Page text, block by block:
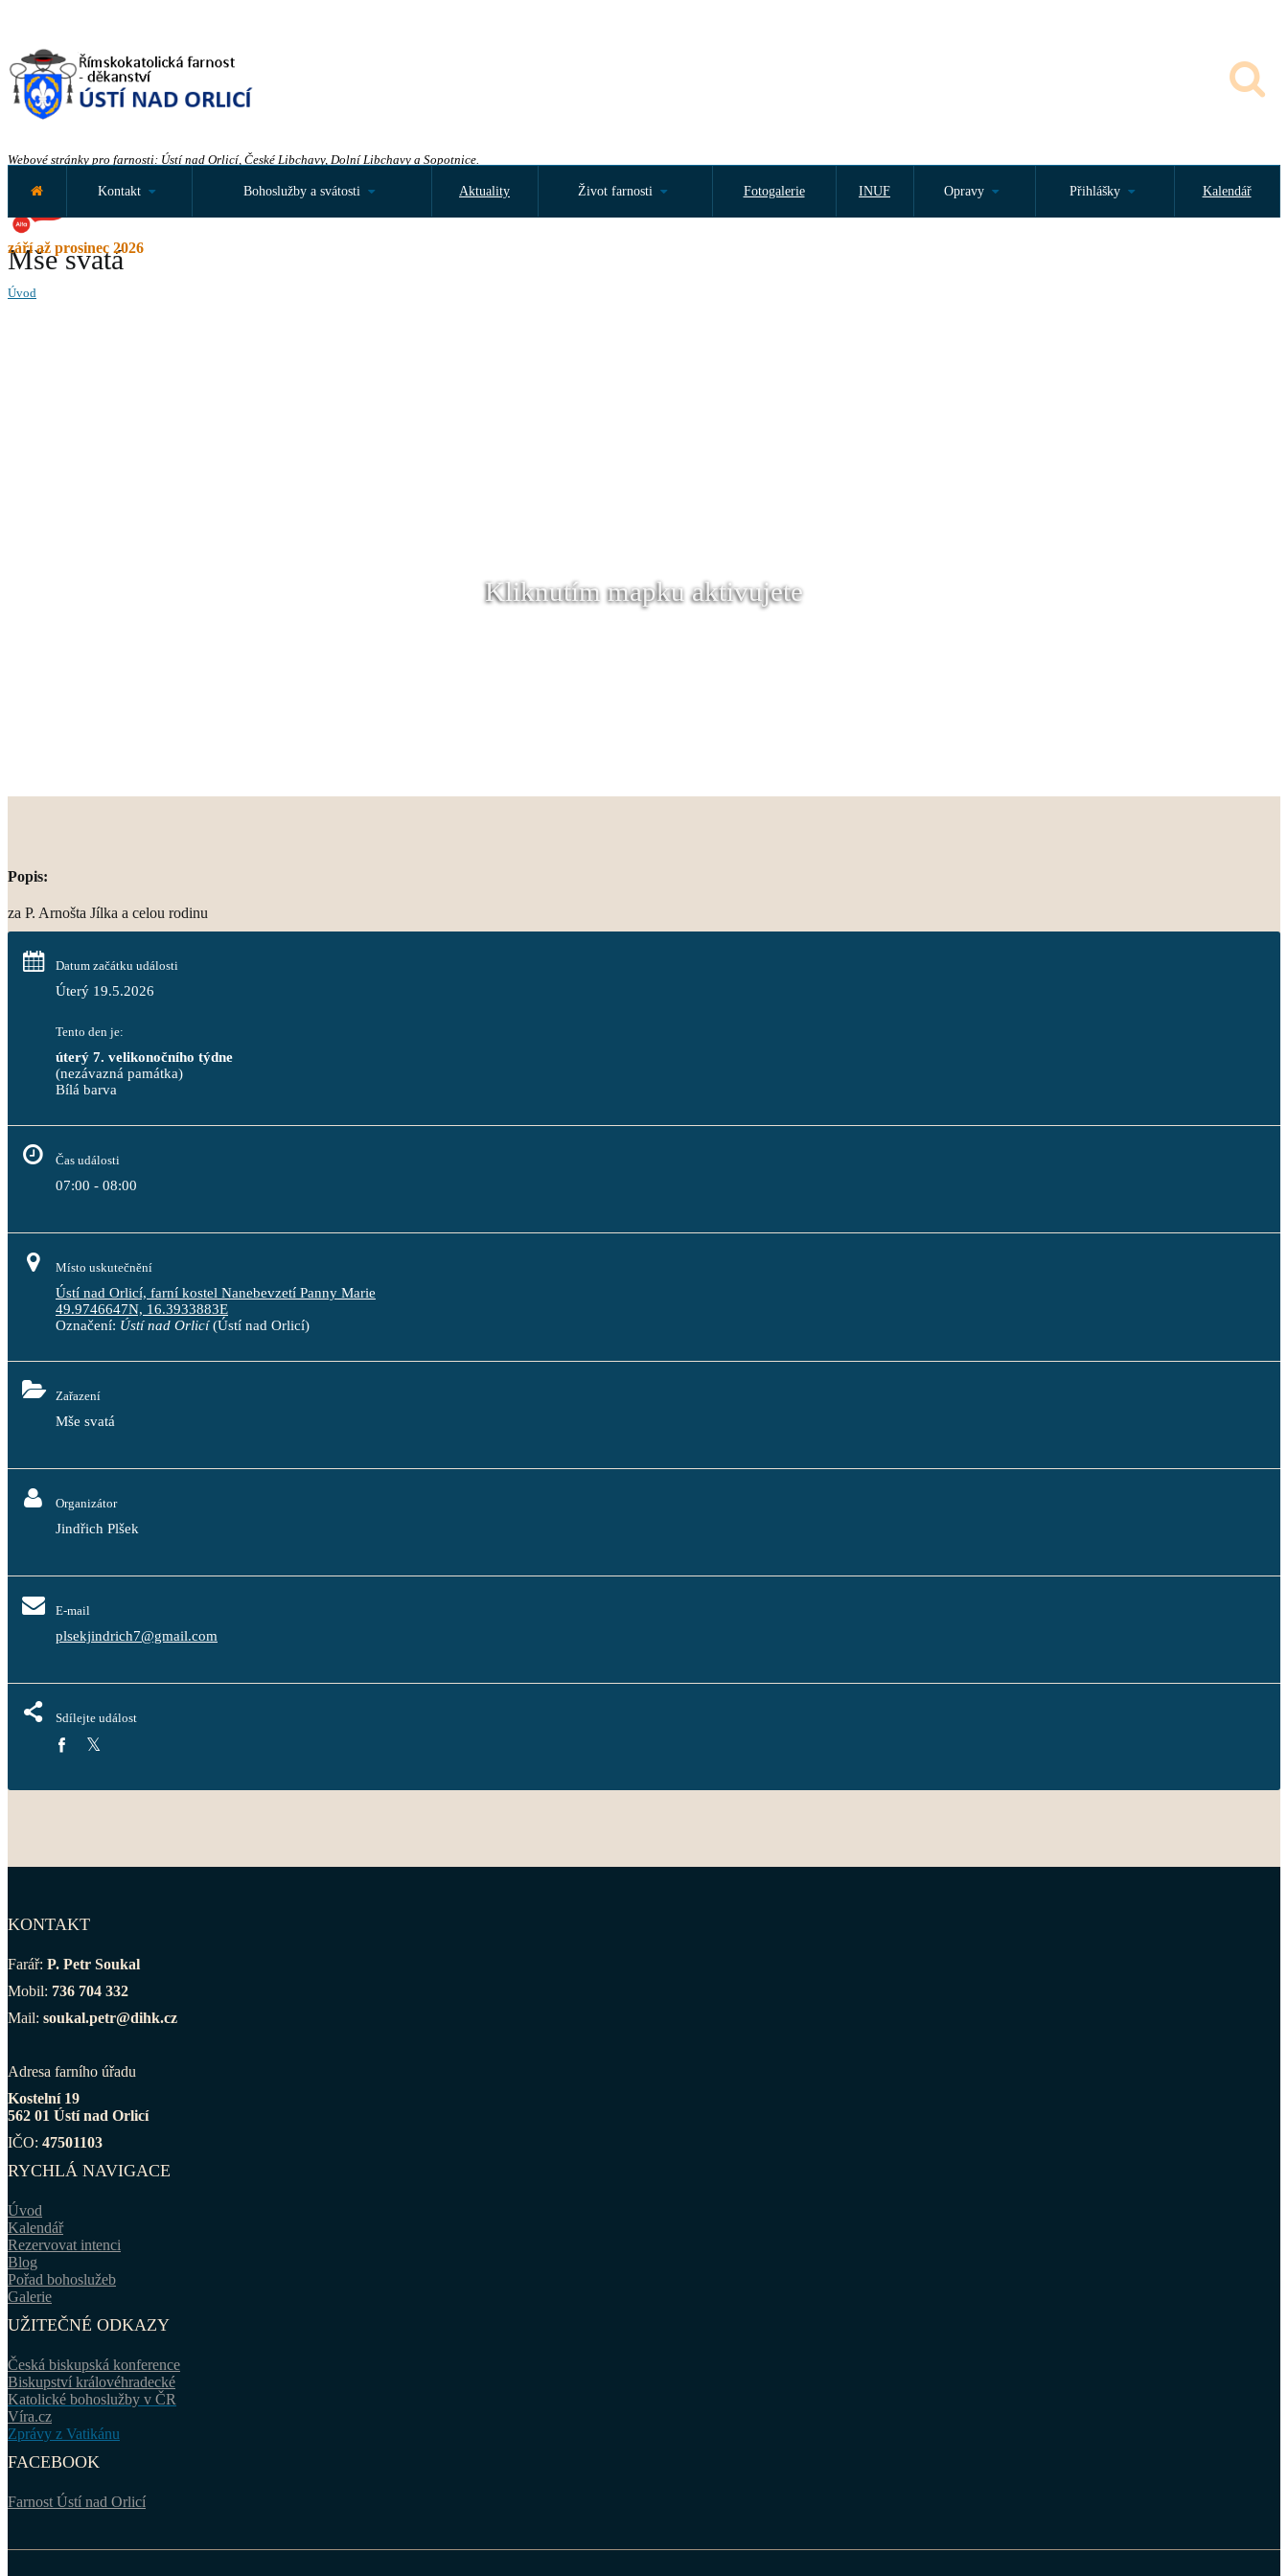
Webové stránky pro farnosti: Ústí nad Orlicí, České Libchavy, Dolní Libchavy a Sopotnice.
září až prosinec 2026
Kontakt Bohoslužby a svátosti Aktuality Život farnosti Fotogalerie INUF Opravy Přihlášky Kalendář
Mše svatá
Úvod
Kliknutím mapku aktivujete
Popis:
za P. Arnošta Jílka a celou rodinu
Datum začátku události
Úterý 19.5.2026
Tento den je:
úterý 7. velikonočního týdne
(nezávazná památka)
Bílá barva
Čas události
07:00 - 08:00
Místo uskutečnění
Ústí nad Orlicí, farní kostel Nanebevzetí Panny Marie
49.9746647N, 16.3933883E
Označení: Ústí nad Orlicí(Ústí nad Orlicí)
Zařazení
Mše svatá
Organizátor
Jindřich Plšek
E-mail
plsekjindrich7@gmail.com
Sdílejte událost
KONTAKT
Farář: P. Petr Soukal
Mobil: 736 704 332
Mail: soukal.petr@dihk.cz
Adresa farního úřadu
Kostelní 19
562 01 Ústí nad Orlicí
IČO: 47501103
RYCHLÁ NAVIGACE
Úvod
Kalendář
Rezervovat intenci
Blog
Pořad bohoslužeb
Galerie
UŽITEČNÉ ODKAZY
Česká biskupská konference
Biskupství královéhradecké
Katolické bohoslužby v ČR
Víra.cz
Zprávy z Vatikánu
FACEBOOK
Farnost Ústí nad Orlicí